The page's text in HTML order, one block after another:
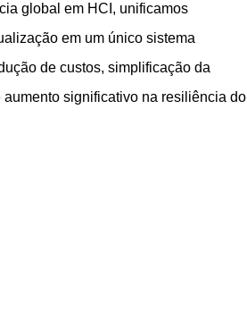
global em HCI, unificamos
em um único sistema
de custos, simplificação da
significativo na resiliência do